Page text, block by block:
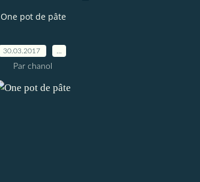
One pot de pâte
30.03.2017
Par chanol